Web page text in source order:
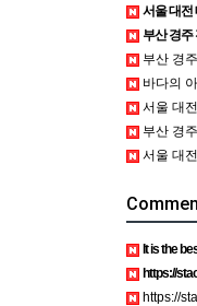
서울 대전 대
부산 경주 전주 서울 대전 대구
부산 경주 전주 서울 대전 대구
바다의
서울 대전 대
부산 경주 전주 서울 대전 대구
서울 대전 대
It is the best time
https://
https://